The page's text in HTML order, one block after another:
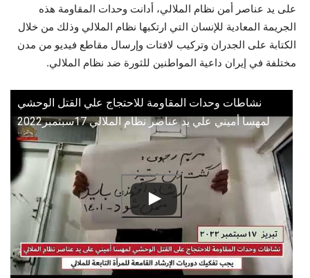
على يد عناصر أمن نظام الملالي، أدانت وحدات المقاومة هذه
الجريمة المعادية للإنسان التي ارتكبها نظام الملالي وذلك من خلال
الكتابة على الجدران وتركيب لافتات وإرسال مقاطع فيديو من مدن
مختلفة في إيران داعية المواطنين للثورة ضد نظام الملالي.
نشاطات وحدات المقاومة للاحتجاج علي القتل الوحشي
لمهسا أميني علي يد عناصر نظام الملالي 17سبتمبر2022